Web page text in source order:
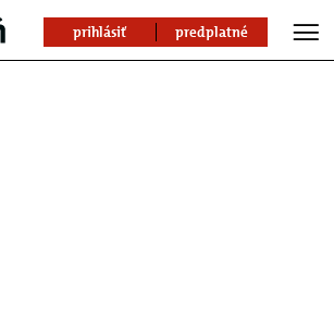
prihlásiť predplatné